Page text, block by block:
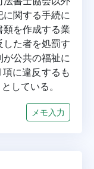
関する手続に
を作成する業
た者を処罰す
公共の福祉に
に違反するも
している。
メモ入力